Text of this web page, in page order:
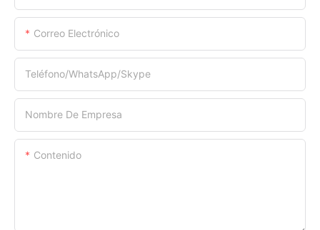
Correo Electrónico
Teléfono/WhatsApp/Skype
Nombre De Empresa
Contenido